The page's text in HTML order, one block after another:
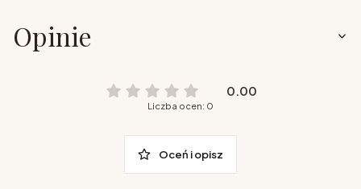
Opinie
0.00
Liczba ocen: 0
Oceń i opisz